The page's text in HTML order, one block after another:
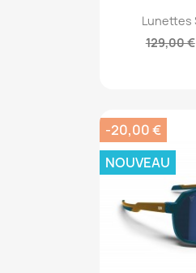

Lunettes
129,00 €
-20,00 €
NOUVEAU